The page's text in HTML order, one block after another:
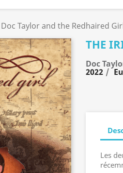
Doc Taylor and the Redhaired
THE
Doc
2022
Les